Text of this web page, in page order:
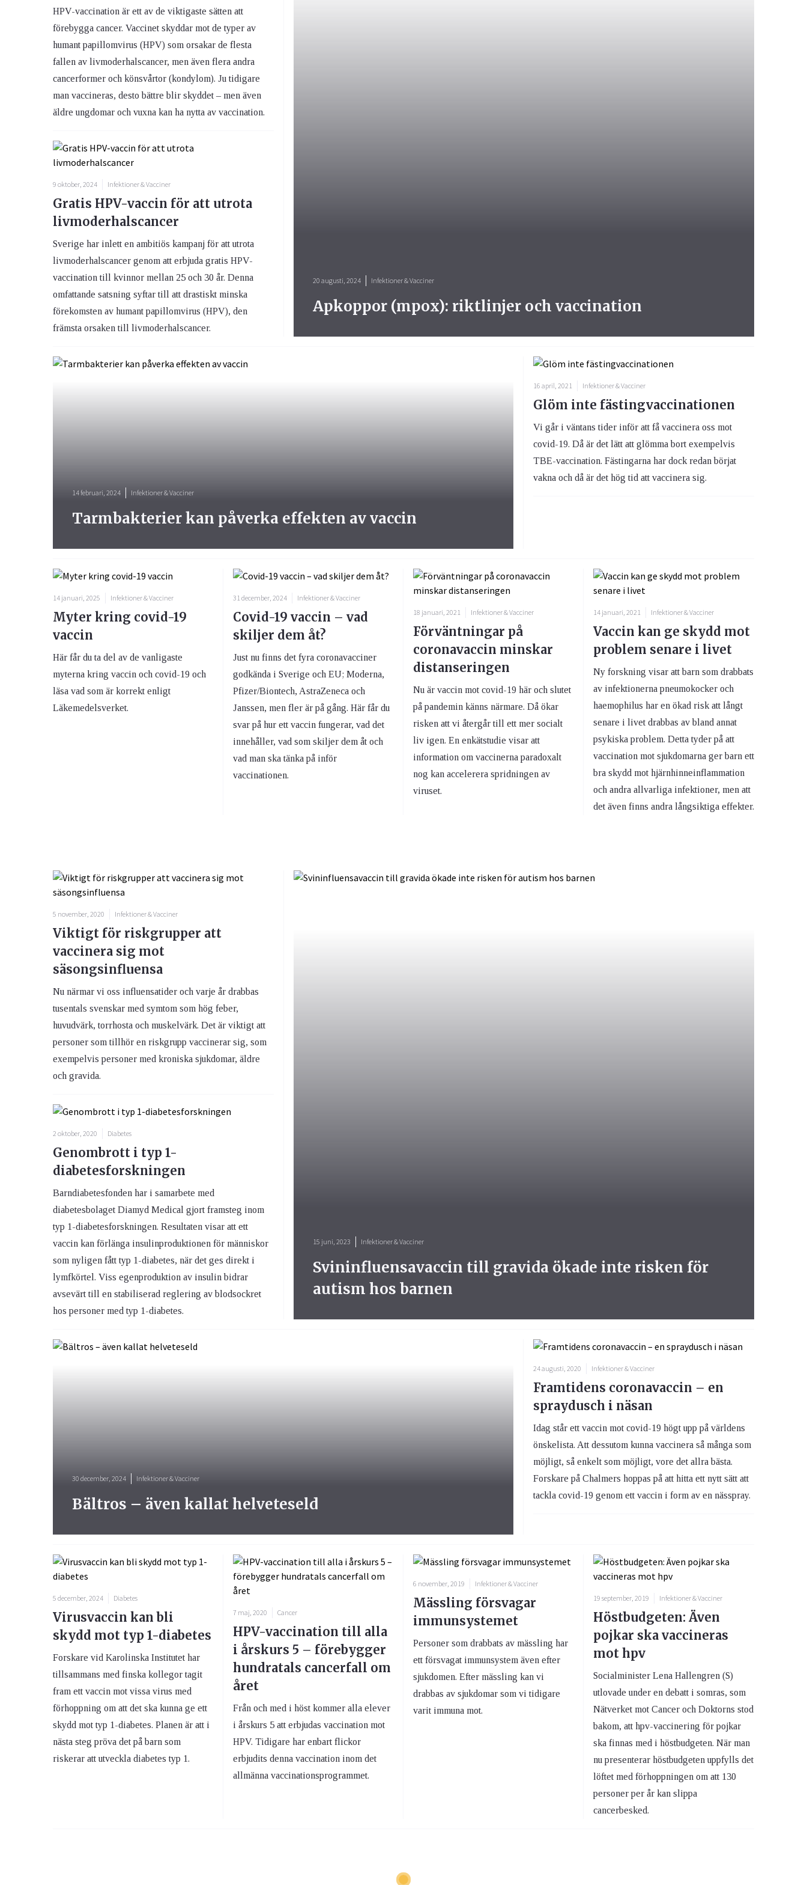
Ögon & Öron
Övervikt
HPV-vaccination är ett av de viktigaste sätten att
förebygga cancer. Vaccinet skyddar mot de typer av
humant papillomvirus (HPV) som orsakar de flesta
fallen av livmoderhalscancer, men även flera andra
cancerformer och könsvårtor (kondylom). Ju tidigare
man vaccineras, desto bättre blir skyddet – men även
äldre ungdomar och vuxna kan ha nytta av vaccination.
9 oktober, 2024 Infektioner & Vacciner
Gratis HPV-vaccin för att utrota
livmoderhalscancer
Sverige har inlett en ambitiös kampanj för att utrota
livmoderhalscancer genom att erbjuda gratis HPV-
vaccination till kvinnor mellan 25 och 30 år. Denna
omfattande satsning syftar till att drastiskt minska
förekomsten av humant papillomvirus (HPV), den
främsta orsaken till livmoderhalscancer.
20 augusti, 2024 Infektioner & Vacciner
Apkoppor (mpox): riktlinjer och vaccination
14 februari, 2024 Infektioner & Vacciner
Tarmbakterier kan påverka effekten av vaccin
16 april, 2021 Infektioner & Vacciner
Glöm inte fästingvaccinationen
Vi går i väntans tider inför att få vaccinera oss mot
covid-19. Då är det lätt att glömma bort exempelvis
TBE-vaccination. Fästingarna har dock redan börjat
vakna och då är det hög tid att vaccinera sig.
14 januari, 2025 Infektioner & Vacciner
Myter kring covid-19
vaccin
Här får du ta del av de vanligaste
myterna kring vaccin och covid-19 och
läsa vad som är korrekt enligt
Läkemedelsverket.
31 december, 2024 Infektioner & Vacciner
Covid-19 vaccin – vad
skiljer dem åt?
Just nu finns det fyra coronavacciner
godkända i Sverige och EU; Moderna,
Pfizer/Biontech, AstraZeneca och
Janssen, men fler är på gång. Här får du
svar på hur ett vaccin fungerar, vad det
innehåller, vad som skiljer dem åt och
vad man ska tänka på inför
vaccinationen.
18 januari, 2021 Infektioner & Vacciner
Förväntningar på
coronavaccin minskar
distanseringen
Nu är vaccin mot covid-19 här och slutet
på pandemin känns närmare. Då ökar
risken att vi återgår till ett mer socialt
liv igen. En enkätstudie visar att
information om vaccinerna paradoxalt
nog kan accelerera spridningen av
viruset.
14 januari, 2021 Infektioner & Vacciner
Vaccin kan ge skydd mot
problem senare i livet
Ny forskning visar att barn som drabbats
av infektionerna pneumokocker och
haemophilus har en ökad risk att långt
senare i livet drabbas av bland annat
psykiska problem. Detta tyder på att
vaccination mot sjukdomarna ger barn ett
bra skydd mot hjärnhinneinflammation
och andra allvarliga infektioner, men att
det även finns andra långsiktiga effekter.
5 november, 2020 Infektioner & Vacciner
Viktigt för riskgrupper att
vaccinera sig mot
säsongsinfluensa
Nu närmar vi oss influensatider och varje år drabbas
tusentals svenskar med symtom som hög feber,
huvudvärk, torrhosta och muskelvärk. Det är viktigt att
personer som tillhör en riskgrupp vaccinerar sig, som
exempelvis personer med kroniska sjukdomar, äldre
och gravida.
2 oktober, 2020 Diabetes
Genombrott i typ 1-
diabetesforskningen
Barndiabetesfonden har i samarbete med
diabetesbolaget Diamyd Medical gjort framsteg inom
typ 1-diabetesforskningen. Resultaten visar att ett
vaccin kan förlänga insulinproduktionen för människor
som nyligen fått typ 1-diabetes, när det ges direkt i
lymfkörtel. Viss egenproduktion av insulin bidrar
avsevärt till en stabiliserad reglering av blodsockret
hos personer med typ 1-diabetes.
15 juni, 2023 Infektioner & Vacciner
Svininfluensavaccin till gravida ökade inte risken för
autism hos barnen
30 december, 2024 Infektioner & Vacciner
Bältros – även kallat helveteseld
24 augusti, 2020 Infektioner & Vacciner
Framtidens coronavaccin – en
spraydusch i näsan
Idag står ett vaccin mot covid-19 högt upp på världens
önskelista. Att dessutom kunna vaccinera så många som
möjligt, så enkelt som möjligt, vore det allra bästa.
Forskare på Chalmers hoppas på att hitta ett nytt sätt att
tackla covid-19 genom ett vaccin i form av en nässpray.
5 december, 2024 Diabetes
Virusvaccin kan bli
skydd mot typ 1-diabetes
Forskare vid Karolinska Institutet har
tillsammans med finska kollegor tagit
fram ett vaccin mot vissa virus med
förhoppning om att det ska kunna ge ett
skydd mot typ 1-diabetes. Planen är att i
nästa steg pröva det på barn som
riskerar att utveckla diabetes typ 1.
7 maj, 2020 Cancer
HPV-vaccination till alla
i årskurs 5 – förebygger
hundratals cancerfall om
året
Från och med i höst kommer alla elever
i årskurs 5 att erbjudas vaccination mot
HPV. Tidigare har enbart flickor
erbjudits denna vaccination inom det
allmänna vaccinationsprogrammet.
6 november, 2019 Infektioner & Vacciner
Mässling försvagar
immunsystemet
Personer som drabbats av mässling har
ett försvagat immunsystem även efter
sjukdomen. Efter mässling kan vi
drabbas av sjukdomar som vi tidigare
varit immuna mot.
19 september, 2019 Infektioner & Vacciner
Höstbudgeten: Även
pojkar ska vaccineras
mot hpv
Socialminister Lena Hallengren (S)
utlovade under en debatt i somras, som
Nätverket mot Cancer och Doktorns stod
bakom, att hpv-vaccinering för pojkar
ska finnas med i höstbudgeten. När man
nu presenterar höstbudgeten uppfylls det
löftet med förhoppningen om att 130
personer per år kan slippa
cancerbesked.